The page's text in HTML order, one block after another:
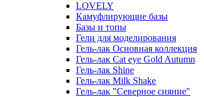
LOVELY
Камуфлирующие базы
Базы и топы
Гели для моделирования
Гель-лак Основная коллекция
Гель-лак Cat eye Gold Autumn
Гель-лак Shine
Гель-лак Milk Shake
Гель-лак "Северное сияние"